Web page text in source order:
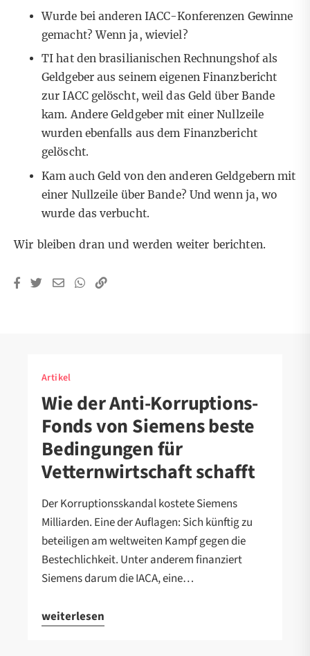
Wurde bei anderen IACC-Konferenzen Gewinne
gemacht? Wenn ja, wieviel?
TI hat den brasilianischen Rechnungshof als
Geldgeber aus seinem eigenen Finanzbericht
zur IACC gelöscht, weil das Geld über Bande
kam. Andere Geldgeber mit einer Nullzeile
wurden ebenfalls aus dem Finanzbericht
gelöscht.
Kam auch Geld von den anderen Geldgebern mit
einer Nullzeile über Bande? Und wenn ja, wo
wurde das verbucht.
Wir bleiben dran und werden weiter berichten.
Artikel
Wie der Anti-Korruptions-
Fonds von Siemens beste
Bedingungen für
Vetternwirtschaft schafft
Der Korruptionsskandal kostete Siemens
Milliarden. Eine der Auflagen: Sich künftig zu
beteiligen am weltweiten Kampf gegen die
Bestechlichkeit. Unter anderem finanziert
Siemens darum die IACA, eine…
weiterlesen